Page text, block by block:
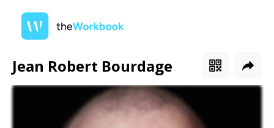
Jean Robert Bourdage